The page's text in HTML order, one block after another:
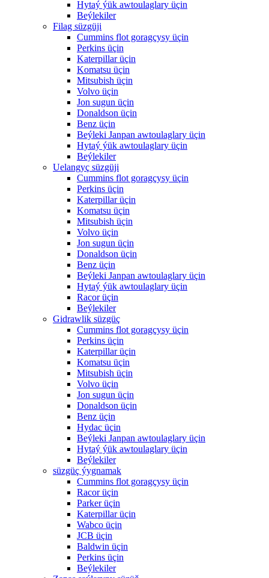
Hytaý ýük awtoulaglary üçin
Beýlekiler
Filag süzgüji
Cummins flot goragçysy üçin
Perkins üçin
Katerpillar üçin
Komatsu üçin
Mitsubish üçin
Volvo üçin
Jon sugun üçin
Donaldson üçin
Benz üçin
Beýleki Janpan awtoulaglary üçin
Hytaý ýük awtoulaglary üçin
Beýlekiler
Uelangyç süzgüji
Cummins flot goragçysy üçin
Perkins üçin
Katerpillar üçin
Komatsu üçin
Mitsubish üçin
Volvo üçin
Jon sugun üçin
Donaldson üçin
Benz üçin
Beýleki Janpan awtoulaglary üçin
Hytaý ýük awtoulaglary üçin
Racor üçin
Beýlekiler
Gidrawlik süzgüç
Cummins flot goragçysy üçin
Perkins üçin
Katerpillar üçin
Komatsu üçin
Mitsubish üçin
Volvo üçin
Jon sugun üçin
Donaldson üçin
Benz üçin
Hydac üçin
Beýleki Janpan awtoulaglary üçin
Hytaý ýük awtoulaglary üçin
Beýlekiler
süzgüç ýygnamak
Cummins flot goragçysy üçin
Racor üçin
Parker üçin
Katerpillar üçin
Wabco üçin
JCB üçin
Baldwin üçin
Perkins üçin
Beýlekiler